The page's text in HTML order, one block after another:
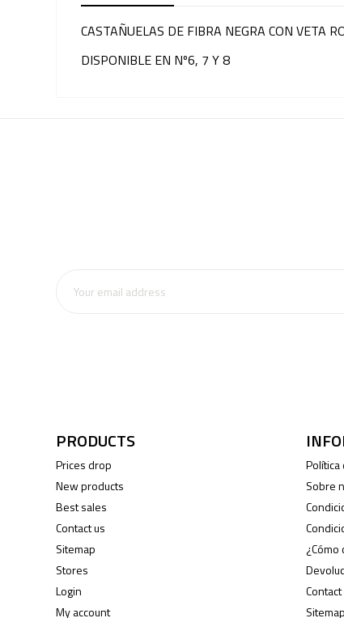
CASTAÑUELAS DE FIBRA NEGRA CON VETA
DISPONIBLE EN Nº6, 7 Y 8
PRODUCTS
Prices drop
New products
Best sales
Contact us
Sitemap
Stores
Login
My account
Sobre
¿Cómo
Contact
Sitemap